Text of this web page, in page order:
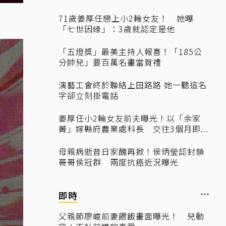
71歲姜厚任戀上小2輪女友！ 她曝
「七世因緣」：3歲就認定是他
「五燈獎」最美主持人報喜！「185公
分帥兒」要百萬名畫當賀禮
演藝工會終於聯絡上田路路 她一聽這名
字卻立刻掛電話
姜厚任小2輪女友前夫曝光！以「余家
菁」嫁縣府農業處科長 交往3個月即...
母親病逝昔日家醜再掀！侯炳瑩認封鎖
哥哥侯冠群 兩度抗癌近況曝光
即時
父親節廖峻前妻餵飯畫面曝光！ 兒動